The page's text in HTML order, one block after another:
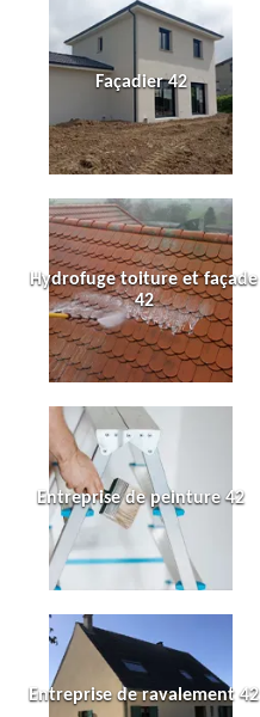
Façadier 42
Hydrofuge toiture et façade
42
Entreprise de peinture 42
Entreprise de ravalement 42